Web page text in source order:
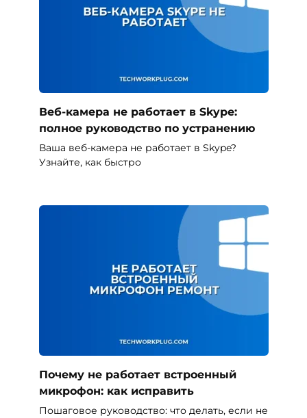
Веб-камера не работает в Skype:
полное руководство по устранению
Ваша веб-камера не работает в Skype?
Узнайте, как быстро
Почему не работает встроенный
микрофон: как исправить
Пошаговое руководство: что делать, если не